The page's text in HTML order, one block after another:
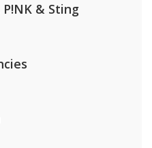
& Sting